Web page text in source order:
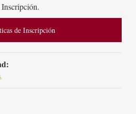
de Inscripción